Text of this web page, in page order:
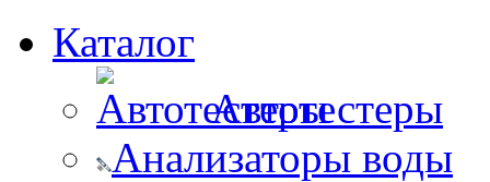
Каталог
Автотестеры
Анализаторы воды